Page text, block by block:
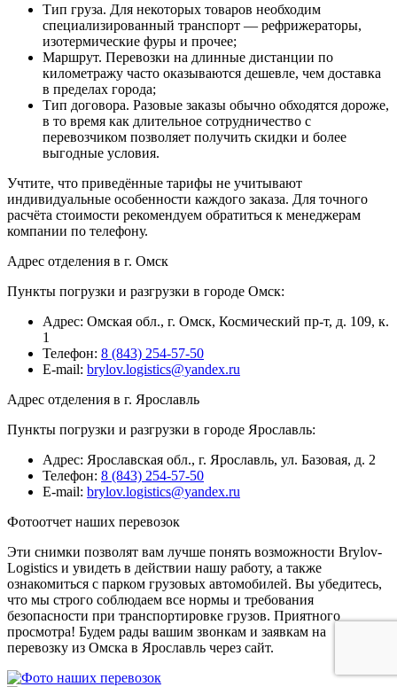
Тип груза. Для некоторых товаров необходим
специализированный транспорт — рефрижераторы,
изотермические фуры и прочее;
Маршрут. Перевозки на длинные дистанции по
километражу часто оказываются дешевле, чем доставка
в пределах города;
Тип договора. Разовые заказы обычно обходятся дороже,
в то время как длительное сотрудничество с
перевозчиком позволяет получить скидки и более
выгодные условия.
Учтите, что приведённые тарифы не учитывают
индивидуальные особенности каждого заказа. Для точного
расчёта стоимости рекомендуем обратиться к менеджерам
компании по телефону.
Адрес отделения в г. Омск
Пункты погрузки и разгрузки в городе Омск:
Адрес: Омская обл., г. Омск, Космический пр-т, д. 109, к.
1
Телефон: 8 (843) 254-57-50
E-mail: brylov.logistics@yandex.ru
Адрес отделения в г. Ярославль
Пункты погрузки и разгрузки в городе Ярославль:
Адрес: Ярославская обл., г. Ярославль, ул. Базовая, д. 2
Телефон: 8 (843) 254-57-50
E-mail: brylov.logistics@yandex.ru
Фотоотчет наших перевозок
Эти снимки позволят вам лучше понять возможности Brylov-
Logistics и увидеть в действии нашу работу, а также
ознакомиться с парком грузовых автомобилей. Вы убедитесь,
что мы строго соблюдаем все нормы и требования
безопасности при транспортировке грузов. Приятного
просмотра! Будем рады вашим звонкам и заявкам на
перевозку из Омска в Ярославль через сайт.